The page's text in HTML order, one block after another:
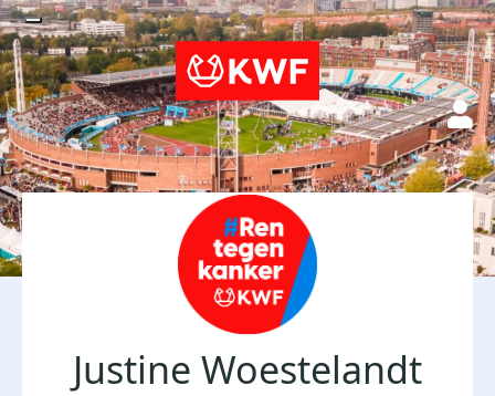
Justine Woestelandt